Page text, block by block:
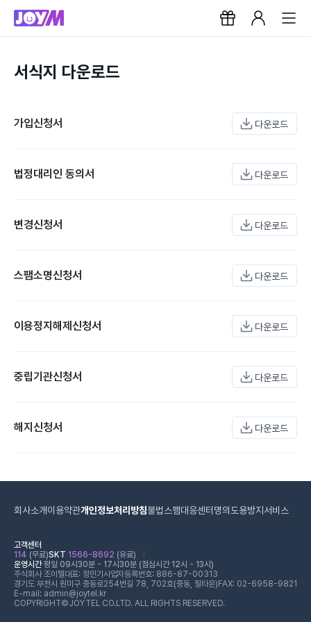
서식지 다운로드
가입신청서 다운로드
법정대리인 동의서 다운로드
변경신청서 다운로드
스팸소명신청서 다운로드
이용정지해제신청서 다운로드
중립기관신청서 다운로드
해지신청서 다운로드
회사소개이용약관개인정보처리방침불법스팸대응센터 명의도용방지서비스
고객센터
114 (무료)SKT 1566-8692 (유료)
운영시간평일 09시30분 - 17시30분 (점심시간 12시 - 13시)
주식회사 조이텔대표: 정민기 사업자등록번호: 886-87-00313
경기도 부천시 원미구 중동로254번길 78, 702호(중동, 필타운) FAX: 02-6958-9821
E-mail: admin@joytel.kr
COPYRIGHT©JOYTEL CO.LTD. ALL RIGHTS RESERVED.